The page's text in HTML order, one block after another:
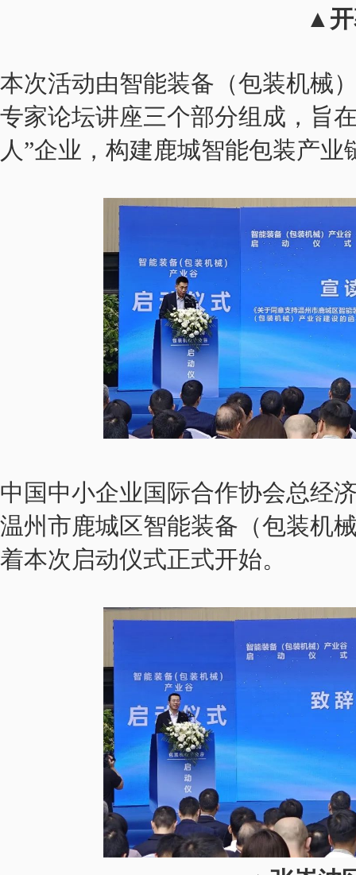
▲
本次活动由智能装备（包装机械
专家论坛讲座三个部分组成，旨
人”企业，构建鹿城智能包装产业
中国中小企业国际合作协会总经
温州市鹿城区智能装备（包装机
着本次启动仪式正式开始。